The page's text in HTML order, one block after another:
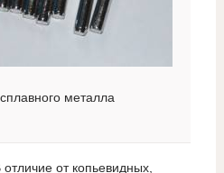
металла
от копьевидных,